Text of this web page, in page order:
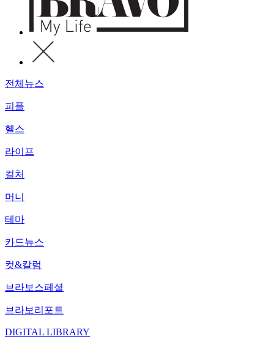
전체뉴스
피플
헬스
라이프
컬처
머니
테마
카드뉴스
컷&칼럼
브라보스페셜
브라보리포트
DIGITAL LIBRARY